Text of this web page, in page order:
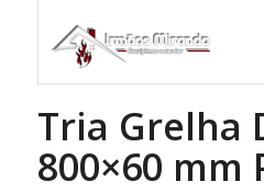
Tria Grelha
800×60 mm